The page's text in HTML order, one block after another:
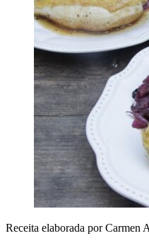
Receita elaborada por Carmen